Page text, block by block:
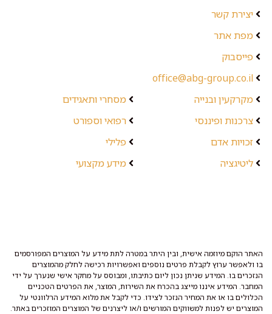
יצירת קשר
מפת אתר
פייסבוק
office@abg-group.co.il
מקרקעין ובנייה
צרכנות ופיננסי
זכויות אדם
ליטיגציה
מסחרי ותאגידים
רפואי וספורט
פלילי
מידע מקצועי
האתר הוקם מיוזמה אישית, ובין היתר במטרה לתת מידע על המוצרים המפורסמים
בו ולאפשר ערוץ לקבלת פרטים נוספים ואפשרויות רכישה לחלק מהמוצרים
הנזכרים בו. המידע שניתן נכון ליום כתיבתו, ומבוסס על מחקר אישי שנערך על ידי
המחבר. המידע איננו מייצג בהכרח את השירות, המוצר, את הפרטים הטכניים
הכלולים בו או את המחיר הנזכר לצידו. כדי לקבל את מלוא המידע הרלוונטי על
המוצרים יש לפנות למשווקים המורשים ו/או ליצרנים של המוצרים המוזכרים באתר.